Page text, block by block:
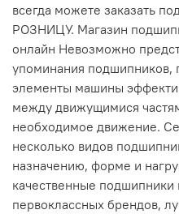
всегда можете заказать
РОЗНИЦУ. Магазин
онлайн Невозможно
упоминания подшипников,
элементы машины
между движущимися
необходимое движение.
несколько видов
назначению, форме и
качественные подшипники
первоклассных брендов,